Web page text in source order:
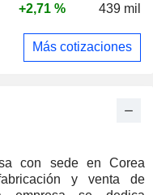
con sede en Corea
y venta de
+2,71 % 439 mil
Más cotizaciones